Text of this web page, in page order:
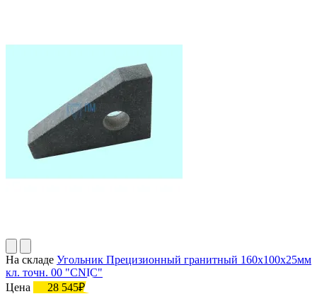
На складе Угольник Прецизионный гранитный 160х100х25мм
кл. точн. 00 "CNIC"
Цена
28 545₽